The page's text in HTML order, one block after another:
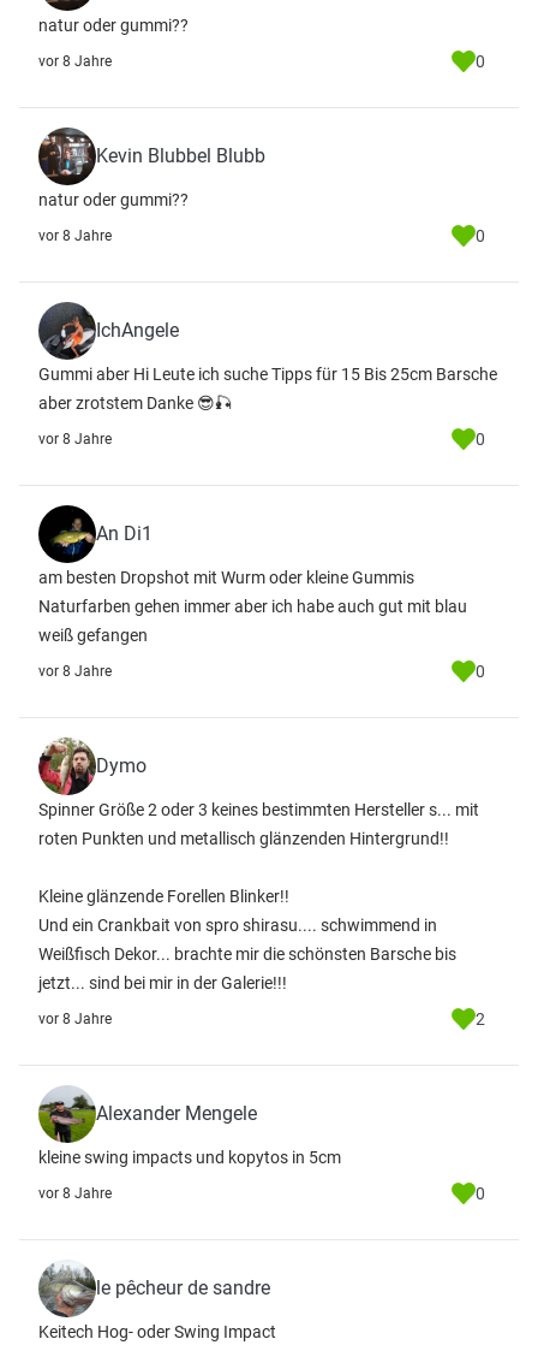
natur oder gummi??
vor 8 Jahre 0
Kevin Blubbel Blubb
natur oder gummi??
vor 8 Jahre 0
IchAngele
Gummi aber Hi Leute ich suche Tipps für 15 Bis 25cm Barsche
aber zrotstem Danke 😎🎣
vor 8 Jahre 0
An Di1
am besten Dropshot mit Wurm oder kleine Gummis
Naturfarben gehen immer aber ich habe auch gut mit blau
weiß gefangen
vor 8 Jahre 0
Dymo
Spinner Größe 2 oder 3 keines bestimmten Hersteller s... mit
roten Punkten und metallisch glänzenden Hintergrund!!
Kleine glänzende Forellen Blinker!!
Und ein Crankbait von spro shirasu.... schwimmend in
Weißfisch Dekor... brachte mir die schönsten Barsche bis
jetzt... sind bei mir in der Galerie!!!
vor 8 Jahre 2
Alexander Mengele
kleine swing impacts und kopytos in 5cm
vor 8 Jahre 0
le pêcheur de sandre
Keitech Hog- oder Swing Impact